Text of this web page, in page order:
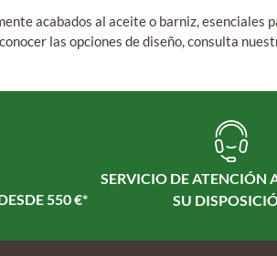
acabados al aceite o barniz,
las opciones de diseño, consulta
550 €*
SERVICIO DE ATENCIÓN
SU